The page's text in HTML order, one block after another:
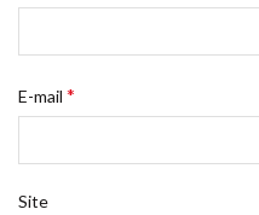
E-mail *
Site